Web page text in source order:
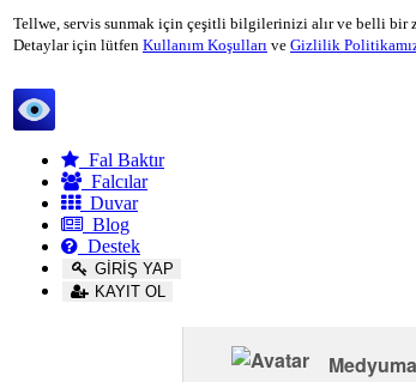
Tellwe, servis sunmak için çeşitli bilgilerinizi alır ve belli bir
Detaylar için lütfen Kullanım Koşulları ve Gizlilik
Fal Baktır
Falcılar
Duvar
Blog
Destek
GİRİŞ YAP
KAYIT OL